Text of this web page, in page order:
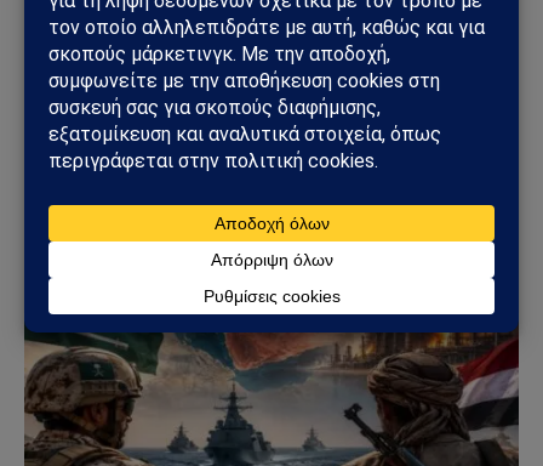
ΓΕΩΣΤΡΑΤΗΓΙΚΉ
Συμφωνία της Μέκκας: Τουρκία, Σαουδική Αραβία
και Πακιστάν δημιουργούν νέο αμυντικό άξονα –
Οι επιπτώσεις για την Ελλάδα
08/08/2026